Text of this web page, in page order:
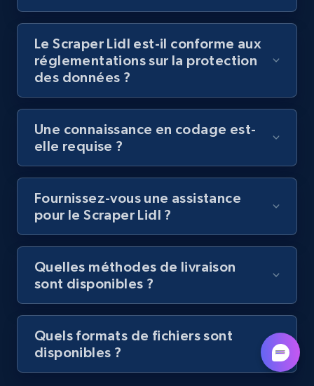
Youtube - Videos posts - Discovery videos
Video length, Likes, Views, and more.
8.1K+ 716+ Essai gratuit
Amazon Reviews
URL, Product name, Product rating, Product
rating object, Product rating max, Rating,
Author name, Asin, and more.
7.4K+ 872+ Essai gratuit
Le Scraper Lidl est-il conforme aux
réglementations sur la protection
des données ?
Une connaissance en codage est-
elle requise ?
Fournissez-vous une assistance
pour le Scraper Lidl ?
Quelles méthodes de livraison
sont disponibles ?
Quels formats de fichiers sont
disponibles ?